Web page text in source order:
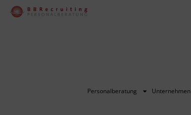
Personalberatung Unternehmen